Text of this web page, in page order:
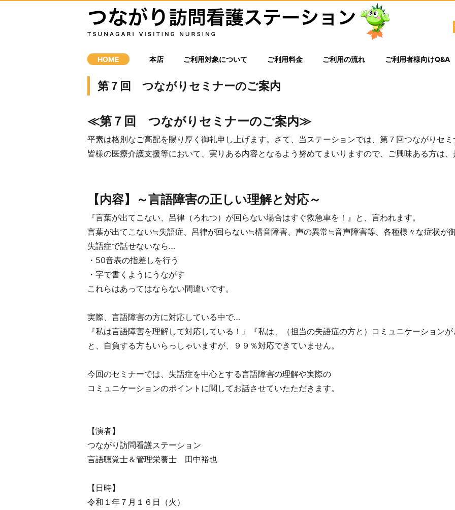
HOME 本店 ご利用対象について ご利用料金 ご利用の流れ ご利用者様向けQ&A
第７回 つながりセミナーのご案内
≪第７回 つながりセミナーのご案内≫
平素は格別なご高配を賜り厚く御礼申し上げます。さて、当ステーションでは、第７回つながりセミ
皆様の医療介護支援等において、実りある内容となるよう努めてまいりますので、ご興味ある方は、
【内容】～言語障害の正しい理解と対応～
『言葉が出てこない、呂律（ろれつ）が回らない場合はすぐ救急車を！』と、言われます。
言葉が出てこない≒失語症、呂律が回らない≒構音障害、声の異常≒音声障害等、各種様々な症状が御
失語症で話せないなら…
・50音表の指差しを行う
・字で書くようにうながす
これらはあってはならない間違いです。
実際、言語障害の方に対応している中で…
『私は言語障害を理解して対応している！』『私は、（担当の失語症の方と）コミュニケーションが
と、自負する方もいらっしゃいますが、９９％対応できていません。
今回のセミナーでは、失語症を中心とする言語障害の理解や実際の
コミュニケーションのポイントに関してお話させていたただきます。
【演者】
つながり訪問看護ステーション
言語聴覚士＆管理栄養士 田中裕也
【日時】
令和１年７月１６日（火）